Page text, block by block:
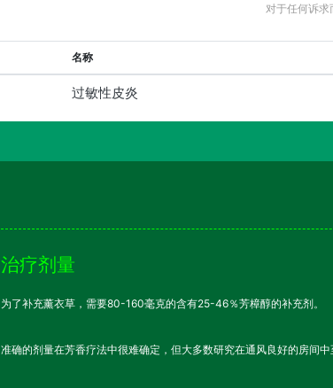
对于任何诉求
名称
过敏性皮炎
治疗剂量
为了补充薰衣草，需要80-160毫克的含有25-46％芳樟醇的补充剂。
准确的剂量在芳香疗法中很难确定，但大多数研究在通风良好的房间中